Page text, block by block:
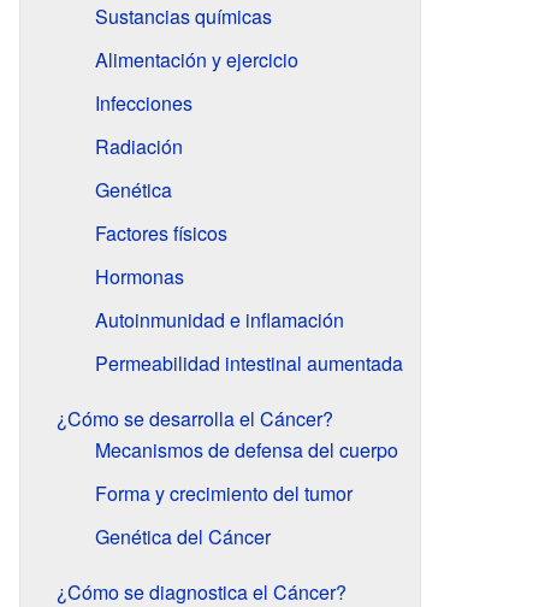
Sustancias químicas
Alimentación y ejercicio
Infecciones
Radiación
Genética
Factores físicos
Hormonas
Autoinmunidad e inflamación
Permeabilidad intestinal aumentada
¿Cómo se desarrolla el Cáncer?
Mecanismos de defensa del cuerpo
Forma y crecimiento del tumor
Genética del Cáncer
¿Cómo se diagnostica el Cáncer?